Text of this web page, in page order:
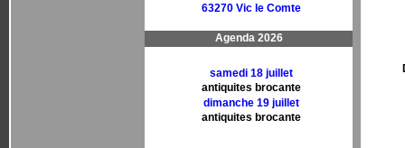
63270 Vic le Comte
Agenda 2026
samedi 18 juillet
antiquites brocante
dimanche 19 juillet
antiquites brocante